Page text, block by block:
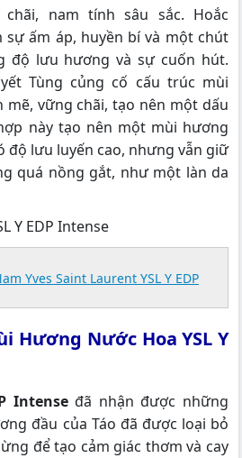
nam tính sâu sắc. Hoắc
ấm áp, huyền bí và một chút
độ lưu hương và sự cuốn hút.
Tùng củng cố cấu trúc mùi
vững chãi, tạo nên một dấu
này tạo nên một mùi hương
độ lưu luyến cao, nhưng vẫn giữ
quá nồng gắt, như một làn da
Yves Saint Laurent YSL Y EDP
Hương Nước Hoa YSL Y
Intenseđã nhận được những
đầu của Táo đã được loại bỏ
để tạo cảm giác thơm và cay